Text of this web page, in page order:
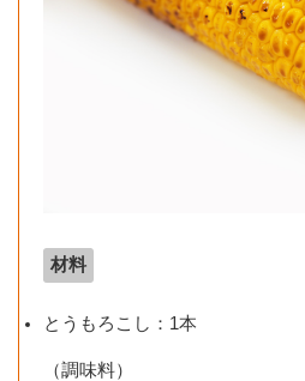
材料
とうもろこし：1本
（調味料）